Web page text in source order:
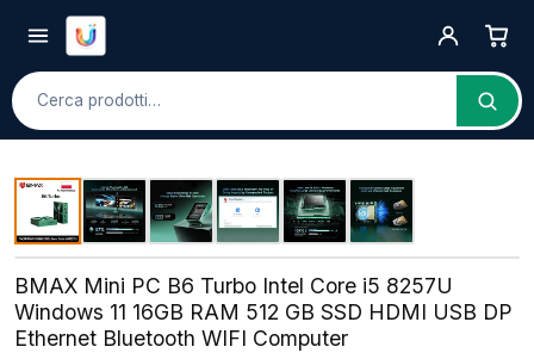
Cerca
BMAX Mini PC B6 Turbo Intel Core i5 8257U
Windows 11 16GB RAM 512 GB SSD HDMI USB DP
Ethernet Bluetooth WIFI Computer